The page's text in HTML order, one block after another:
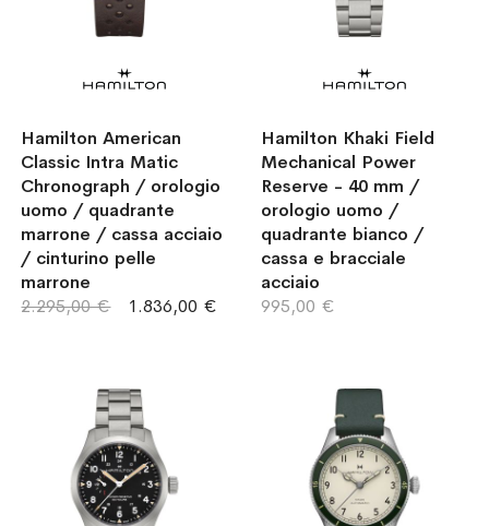
Hamilton American
Classic Intra Matic
Chronograph / orologio
uomo / quadrante
marrone / cassa acciaio
/ cinturino pelle
marrone
1.836,00 €
2.295,00 €
Hamilton Khaki Field
Mechanical Power
Reserve - 40 mm /
orologio uomo /
quadrante bianco /
cassa e bracciale
acciaio
995,00 €